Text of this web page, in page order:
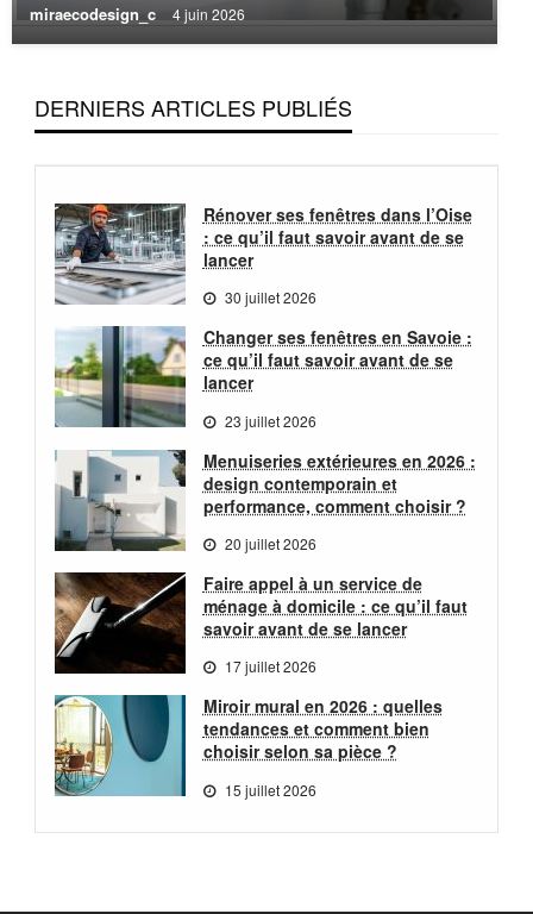
miraecodesign_c 4 juin 2026
DERNIERS ARTICLES PUBLIÉS
Rénover ses fenêtres dans l’Oise
: ce qu’il faut savoir avant de se
lancer
30 juillet 2026
Changer ses fenêtres en Savoie :
ce qu’il faut savoir avant de se
lancer
23 juillet 2026
Menuiseries extérieures en 2026 :
design contemporain et
performance, comment choisir ?
20 juillet 2026
Faire appel à un service de
ménage à domicile : ce qu’il faut
savoir avant de se lancer
17 juillet 2026
Miroir mural en 2026 : quelles
tendances et comment bien
choisir selon sa pièce ?
15 juillet 2026